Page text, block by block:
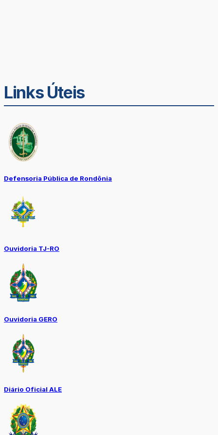
Links Úteis
Defensoria Pública de Rondônia
Ouvidoria TJ-RO
Ouvidoria GERO
Diário Oficial ALE